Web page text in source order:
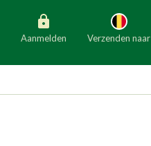
Aanmelden Verzenden naar